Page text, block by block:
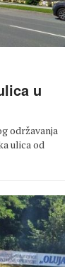
u
održavanja
ulica od